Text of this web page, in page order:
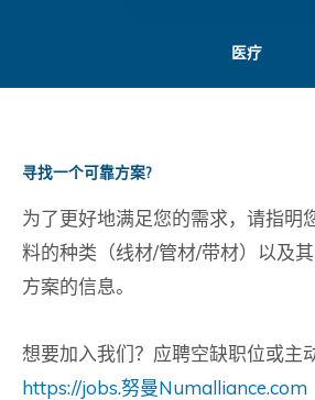
医疗
寻找一个可靠方案?
为了更好地满足您的需求，请指明
料的种类（线材/管材/带材）以及
方案的信息。
想要加入我们？应聘空缺职位或主
https://jobs.努曼Numalliance.com